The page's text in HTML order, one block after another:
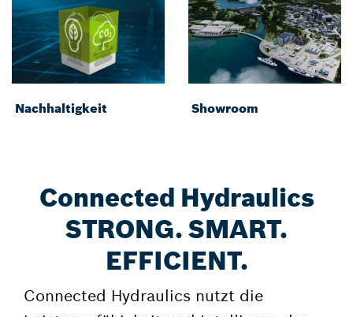
Nachhaltigkeit Showroom
Connected Hydraulics
STRONG. SMART.
EFFICIENT.
Connected Hydraulics nutzt die